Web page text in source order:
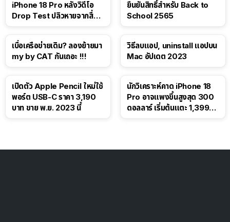
iPhone 18 Pro หลังวิดีโอ
Drop Test ปลิวหายจากสื่อ
ยืนยันสิทธิ์สำหรับ Back to
School 2565
เบื่อเครือข่ายเดิม? ลองย้ายมา
my by CAT กันเถอะ !!!
วิธีลบแอป, uninstall แอปบน
Mac อัปเดต 2023
เปิดตัว Apple Pencil ใหม่ใช้
พอร์ต USB-C ราคา 3,190
บาท ขาย พ.ย. 2023 นี้
นักวิเคราะห์คาด iPhone 18
Pro อาจแพงขึ้นสูงสุด 300
ดอลลาร์ เริ่มต้นแตะ 1,399